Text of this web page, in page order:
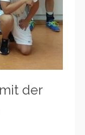
der